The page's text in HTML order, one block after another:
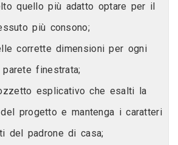
quello più adatto optare per il
più consono;
corrette dimensioni per ogni
parete finestrata;
esplicativo che esalti la
progetto e mantenga i caratteri
del padrone di casa;